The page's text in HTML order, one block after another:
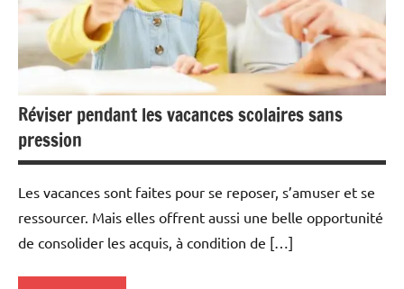
Réviser pendant les vacances scolaires sans
pression
Les vacances sont faites pour se reposer, s’amuser et se
ressourcer. Mais elles offrent aussi une belle opportunité
de consolider les acquis, à condition de […]